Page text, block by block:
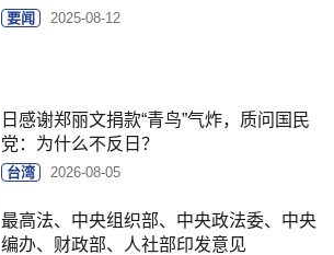
要闻 2025-08-12
日感谢郑丽文捐款“青鸟”气炸，质问国民
党：为什么不反日？
台湾 2026-08-05
最高法、中央组织部、中央政法委、中央
编办、财政部、人社部印发意见